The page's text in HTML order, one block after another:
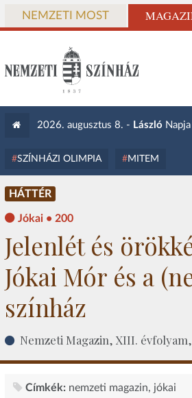
NEMZETI MOST
2026. augusztus 8. - László Napja
SZÍNHÁZI OLIMPIA MITEM
HÁTTÉR
Jókai • 200
Jelenlét és
Jókai Mór és a
színház
Nemzeti Magazin, XIII. évfolyam,
Címkék: nemzeti magazin jókai